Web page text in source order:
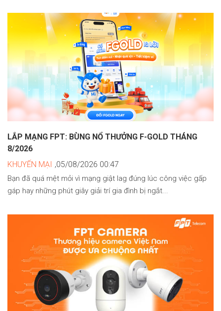
LẮP MẠNG FPT: BÙNG NỔ THƯỞNG F-GOLD THÁNG
8/2026
KHUYẾN MẠI ,05/08/2026 00:47
Bạn đã quá mệt mỏi vì mạng giật lag đúng lúc công việc gấp
gáp hay những phút giây giải trí gia đình bị ngắt...